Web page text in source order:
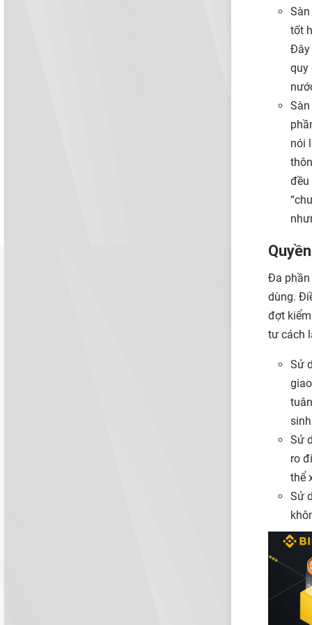
tốt
Đây
quy
nói
đều
Đa phần
dùng.
đợt
tư cách
Sử
Sử
ro
thể
Sử